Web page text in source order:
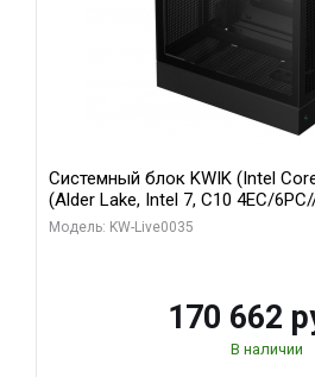
Системный блок KWIK (Intel
(Alder Lake, Intel 7, C10 4EC/
Sinotex GTX1650 4GB 128bit
Модель: KW-Live0035
170 662
В наличии